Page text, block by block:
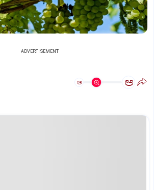
ADVERTISEMENT
ಅ ಅ